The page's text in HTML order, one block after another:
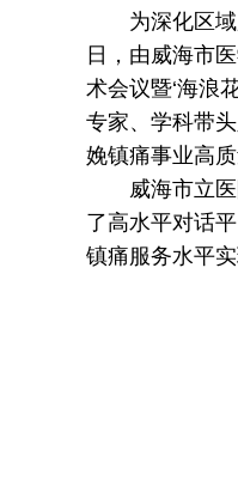
为深化区域
日，由威海市
术会议暨‘海浪
专家、学科带
娩镇痛事业高
威海市立医
了高水平对话
镇痛服务水平实